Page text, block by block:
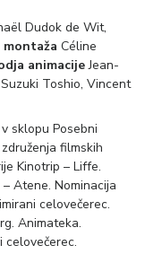
Dudok de Wit,
montaža Céline
animacijeJean-
Toshio, Vincent
sklopu Posebni
filmskih
Kinotrip – Liffe.
Atene. Nominacija
celovečerec.
Animateka.
celovečerec.